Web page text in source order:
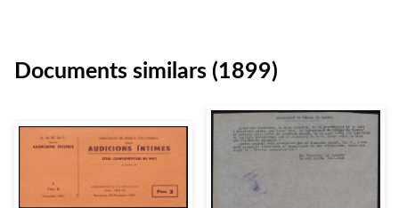
Documents similars (1899)